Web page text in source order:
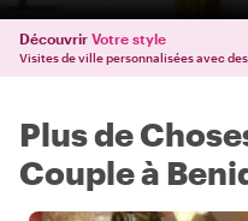
Découvrir Votre style
Visites de ville personnalisées avec
Plus de
Couple à